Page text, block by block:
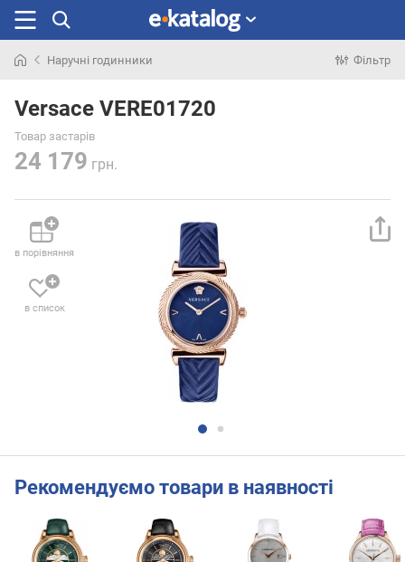
раніше
Наручні годинники Фільтр
Versace VERE01720
Товар застарів
24 179 грн.
в порівняння
в список
Рекомендуємо товари в наявності